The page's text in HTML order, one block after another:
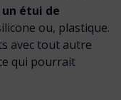
un étui de
ou, plastique.
avec tout autre
qui pourrait